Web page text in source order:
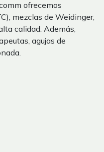
ofrecemos
mezclas de Weidinger,
calidad. Además,
agujas de